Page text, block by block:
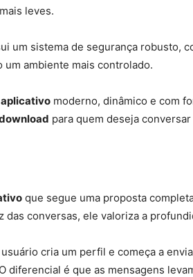
leves.
um sistema de segurança robusto,
um ambiente mais controlado.
aplicativo moderno, dinâmico e com
para quem deseja
que segue uma proposta
das conversas, ele valoriza a
usuário cria um perfil e começa a
diferencial é que as mensagens